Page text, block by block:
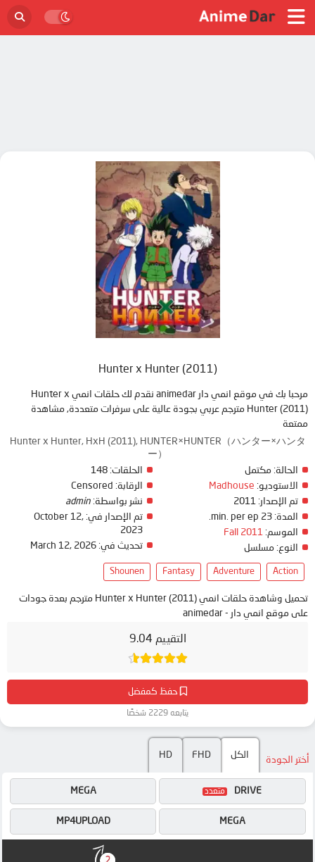
التقييم 9.04
حفظ كمفضل
يتابعه 2229 شخصًا
Hunter x Hunter (2011)
مرحبا بك في موقع انمي دار animedar نقدم لك حلقات انمي Hunter x
Hunter (2011) مترجم عربي بجودة عالية على سرفرات متعددة, مشاهدة
ممتعة
Hunter x Hunter, HxH (2011), HUNTER×HUNTER（ハンター×ハンタ
ー）
الحالة: مكتمل
الاستوديو: Madhouse
تم الإصدار:
المدة:
الموسم: Fall 2011
النوع: مسلسل
الحلقات: 148
الرقابة:
نشر بواسطة: admin
تم الإصدار في: October 12,
2023
تحديث في: March 12, 2026
Action
Adventure
Fantasy
Shounen
تحميل وشاهدة حلقات انمي Hunter x Hunter (2011) مترجم بعدة جودات
على موقع انمي دار - animedar
أختر الجودة الكل FHD
HD
MEGA
MP4UPLOAD MEGA
DRIVE